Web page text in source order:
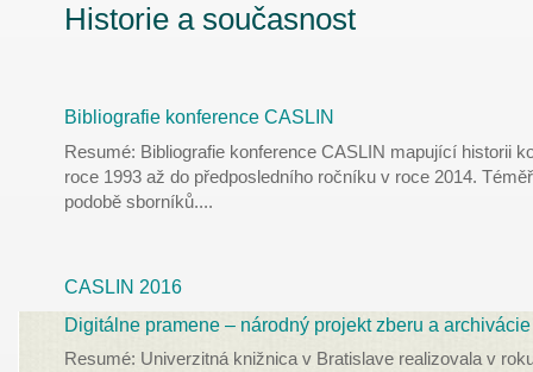
Historie a současnost
Bibliografie konference CASLIN
Resumé: Bibliografie konference CASLIN mapující historii
roce 1993 až do předposledního ročníku v roce 2014.
podobě sborníků....
CASLIN 2016
Digitálne pramene – národný projekt zberu a
Resumé: Univerzitná knižnica v Bratislave realizovala v